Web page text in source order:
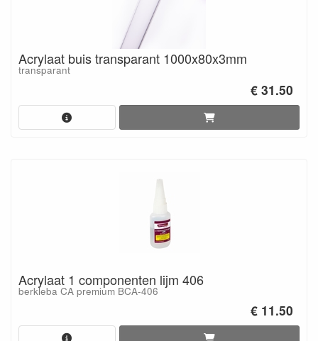
Acrylaat buis transparant 1000x80x3mm
transparant
€ 31.50
Acrylaat 1 componenten lijm 406
berkleba CA premium BCA-406
€ 11.50